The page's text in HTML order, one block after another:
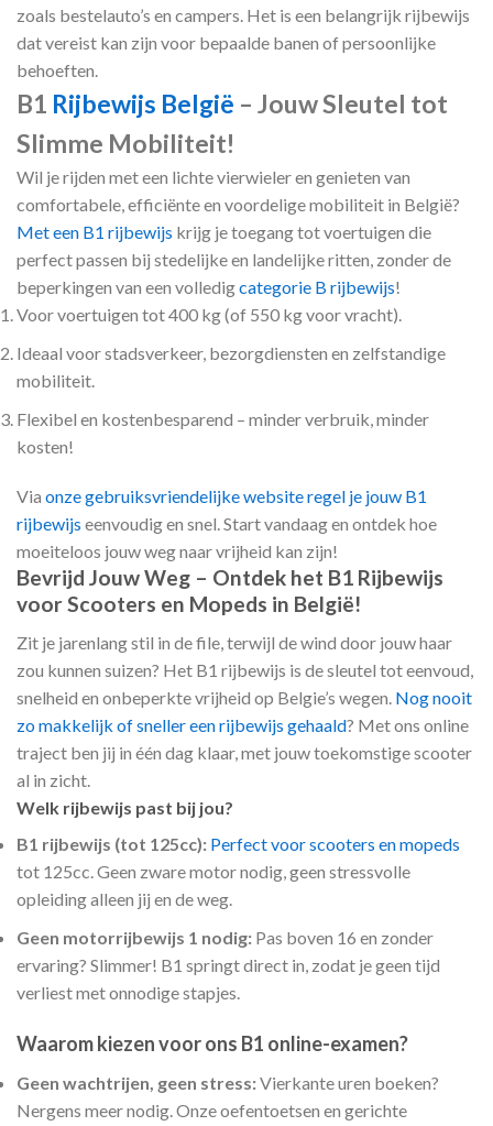
zoals bestelauto’s en campers. Het is een belangrijk rijbewijs
dat vereist kan zijn voor bepaalde banen of persoonlijke
behoeften.
B1 Rijbewijs België – Jouw Sleutel tot
Slimme Mobiliteit!
Wil je rijden met een lichte vierwieler en genieten van
comfortabele, efficiënte en voordelige mobiliteit in België?
Met een B1 rijbewijs krijg je toegang tot voertuigen die
perfect passen bij stedelijke en landelijke ritten, zonder de
beperkingen van een volledigcategorie B rijbewijs!
Voor voertuigen tot 400 kg (of 550 kg voor vracht).
Ideaal voor stadsverkeer, bezorgdiensten en zelfstandige
mobiliteit.
Flexibel en kostenbesparend – minder verbruik, minder
kosten!
Via onze gebruiksvriendelijke website regel je jouw B1
rijbewijs eenvoudig en snel. Start vandaag en ontdek hoe
moeiteloos jouw weg naar vrijheid kan zijn!
Bevrijd Jouw Weg – Ontdek het B1 Rijbewijs
voor Scooters en Mopeds in België!
Zit je jarenlang stil in de file, terwijl de wind door jouw haar
zou kunnen suizen? Het B1 rijbewijs is de sleutel tot eenvoud,
snelheid en onbeperkte vrijheid op Belgie’s wegen. Nog nooit
zo makkelijk of sneller een rijbewijs gehaald? Met ons online
traject ben jij in één dag klaar, met jouw toekomstige scooter
al in zicht.
Welk rijbewijs past bij jou?
B1 rijbewijs (tot 125cc): Perfect voor scooters en mopeds
tot 125cc. Geen zware motor nodig, geen stressvolle
opleiding alleen jij en de weg.
Geen motorrijbewijs 1 nodig: Pas boven 16 en zonder
ervaring? Slimmer! B1 springt direct in, zodat je geen tijd
verliest met onnodige stapjes.
Waarom kiezen voor ons B1 online-examen?
Geen wachtrijen, geen stress:Vierkante uren boeken?
Nergens meer nodig. Onze oefentoetsen en gerichte